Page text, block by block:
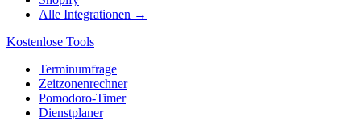
Alle Integrationen →
Kostenlose Tools
Terminumfrage
Zeitzonenrechner
Pomodoro-Timer
Dienstplaner